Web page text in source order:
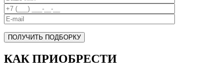
ПОЛУЧИТЬ ПОДБОРКУ
КАК ПРИОБРЕСТИ